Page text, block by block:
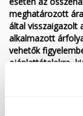
meghatározott
által visszaigazolt
alkalmazott
vehetők
ajánlattételekre,
kínálataira, nem
nyilvánvalóan